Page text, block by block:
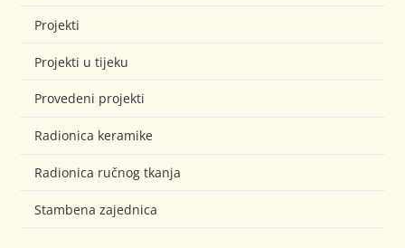
Projekti
Projekti u tijeku
Provedeni projekti
Radionica keramike
Radionica ručnog tkanja
Stambena zajednica